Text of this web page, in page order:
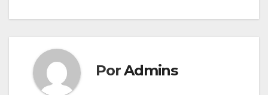
PorAdmins